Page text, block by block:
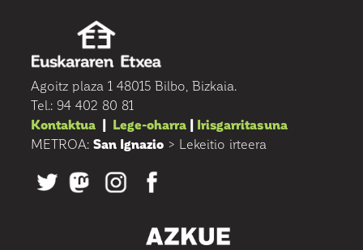
Agoitz plaza 1 48015 Bilbo, Bizkaia.
Tel.: 94 402 80 81
Kontaktua | Lege-oharra | Irisgarritasuna
METROA: San Ignazio > Lekeitio irteera